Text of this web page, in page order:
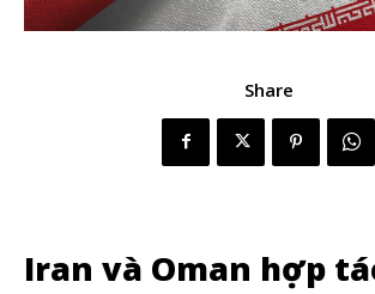
Share
Iran và Oman hợp